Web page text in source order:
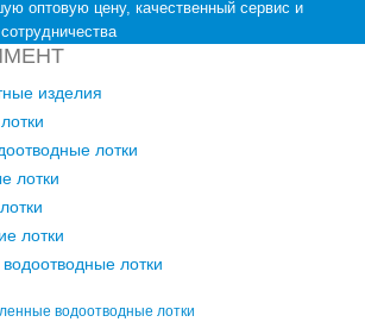
оптовую цену, качественный сервис и
изделия
лотки
лотки
лотки
лотки
водоотводные лотки